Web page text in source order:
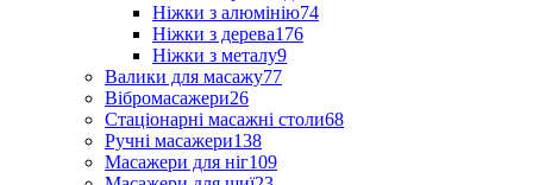
Ніжки з алюмінію74
Ніжки з дерева176
Ніжки з металу9
Валики для масажу77
Вібромасажери26
Стаціонарні масажні столи68
Ручні масажери138
Масажери для ніг109